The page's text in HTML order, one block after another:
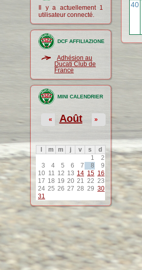
Il y a actuellement 1
utilisateur connecté.
DCF AFFILIAZIONE
Adhésion au
Ducati Club de
France
MINI CALENDRIER
Août
« »
m m j v s
d
1
2
3
4 5 6 7 8
9
10 11 12 13 14 15 16
17 18 19 20 21 22 23
24 25 26 27 28 29 30
31
40